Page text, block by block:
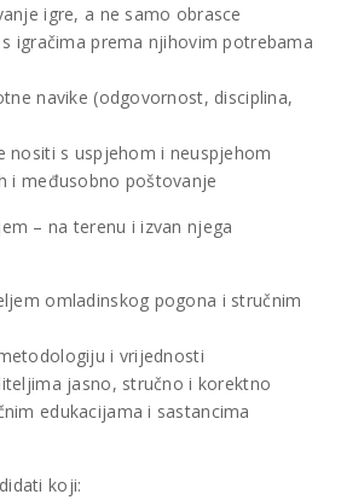
igre, a ne samo obrasce
igračima prema njihovim potrebama
navike (odgovornost, disciplina,
nositi s uspjehom i neuspjehom
i međusobno poštovanje
– na terenu i izvan njega
omladinskog pogona i stručnim
i vrijednosti
jasno, stručno i korektno
edukacijama i sastancima
koji: